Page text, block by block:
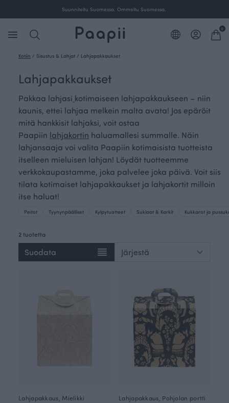
Suunniteltu Suomessa. Ommeltu Suomessa.
0
Kotiin / Sisustus & Lahjat / Lahjapakkaukset
Lahjapakkaukset
Pakkaa lahjasi kotimaiseen lahjapakkaukseen – niin
kaunis, ettei lahjaa melkein malta avata! Jos epäröit
mitä hankkisit lahjaksi, voit ostaa
Paapiin lahjakortin haluamallesi summalle. Näin
lahjansaaja voi valita Paapiin kotimaisista tuotteista
itselleen mieluisen lahjan! Löydät tuotteemme
verkkokaupastamme, joka palvelee joka päivä. Voit siis
tilata kotimaiset lahjapakkaukset ja lahjakortit milloin
itse haluat!
Peitot Tyynynpäälliset Kylpytuotteet Suklaat & Karkit Kukkarot ja
2 tuotetta
Suodata
Lahjapakkaus, Mielikki
Lahjapakkaus, Pohjolan portti